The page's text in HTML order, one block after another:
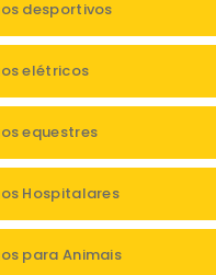
desportivos
elétricos
equestres
Hospitalares
para Animais